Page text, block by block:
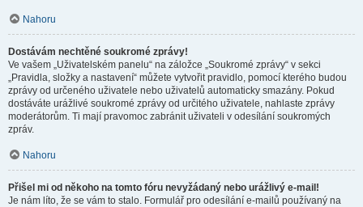
Nahoru
Dostávám nechtěné soukromé zprávy!
Ve vašem „Uživatelském panelu“ na záložce „Soukromé zprávy“ v sekci
„Pravidla, složky a nastavení“ můžete vytvořit pravidlo, pomocí kterého budou
zprávy od určeného uživatele nebo uživatelů automaticky smazány. Pokud
dostáváte urážlivé soukromé zprávy od určitého uživatele, nahlaste zprávy
moderátorům. Ti mají pravomoc zabránit uživateli v odesílání soukromých
zpráv.
Nahoru
Přišel mi od někoho na tomto fóru nevyžádaný nebo urážlivý e-mail!
Je nám líto, že se vám to stalo. Formulář pro odesílání e-mailů používaný na